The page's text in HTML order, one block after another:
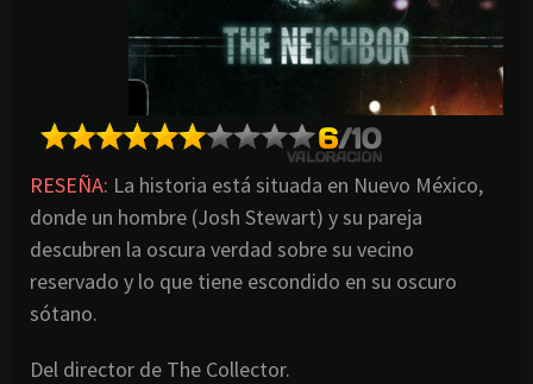
RESEÑA: La historia está situada en Nuevo México,
donde un hombre (Josh Stewart) y su pareja
descubren la oscura verdad sobre su vecino
reservado y lo que tiene escondido en su oscuro
sótano.
Del director de The Collector.